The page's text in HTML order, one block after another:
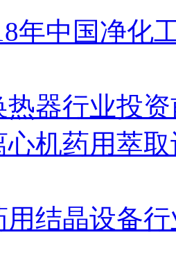
年中国净化
热器行业投
心机药用萃
用结晶设备